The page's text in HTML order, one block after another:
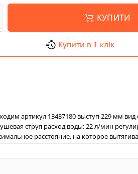
КУПИТИ
Купити в 1 клік
артикул 13437180 выступ 229 мм вид
струя расход воды: 22 л/мин
расстояние, на которое